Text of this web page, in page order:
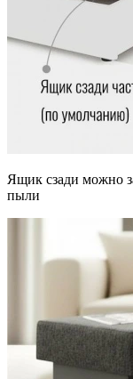
Ящик сзади можно
пыли